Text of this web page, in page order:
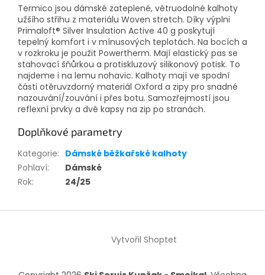
Termico jsou dámské zateplené, větruodolné kalhoty
užšího střihu z materiálu Woven stretch. Díky výplni
Primaloft® Silver Insulation Active 40 g poskytují
tepelný komfort i v mínusových teplotách. Na bocích a
v rozkroku je použit Powertherm. Mají elastický pas se
stahovací šňůrkou a protiskluzový silikonový potisk. To
najdeme i na lemu nohavic. Kalhoty mají ve spodní
části otěruvzdorný materiál Oxford a zipy pro snadné
nazouvání/zouvání i přes botu. Samozřejmostí jsou
reflexní prvky a dvě kapsy na zip po stranách.
Doplňkové parametry
Kategorie: Dámské běžkařské kalhoty
Pohlaví:
Dámské
Rok: 24/25
Vytvořil Shoptet